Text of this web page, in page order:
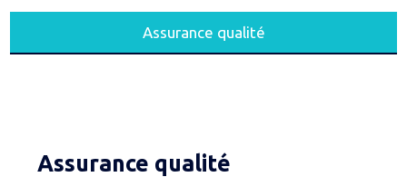
Assurance qualité
Assurance qualité